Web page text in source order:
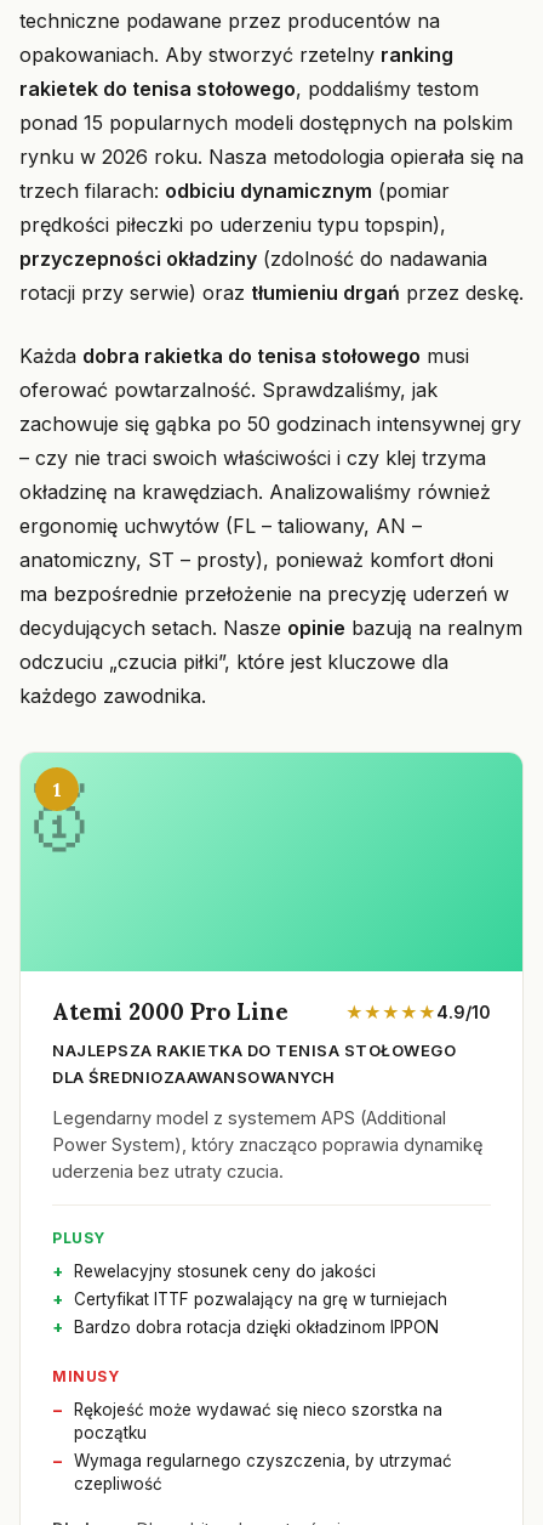
techniczne podawane przez producentów na
opakowaniach. Aby stworzyć rzetelny ranking
rakietek do tenisa stołowego, poddaliśmy testom
ponad 15 popularnych modeli dostępnych na polskim
rynku w 2026 roku. Nasza metodologia opierała się na
trzech filarach: odbiciu dynamicznym (pomiar
prędkości piłeczki po uderzeniu typu topspin),
przyczepności okładziny (zdolność do nadawania
rotacji przy serwie) oraz tłumieniu drgań przez deskę.
Każda dobra rakietka do tenisa stołowego musi
oferować powtarzalność. Sprawdzaliśmy, jak
zachowuje się gąbka po 50 godzinach intensywnej gry
– czy nie traci swoich właściwości i czy klej trzyma
okładzinę na krawędziach. Analizowaliśmy również
ergonomię uchwytów (FL – taliowany, AN –
anatomiczny, ST – prosty), ponieważ komfort dłoni
ma bezpośrednie przełożenie na precyzję uderzeń w
decydujących setach. Nasze opinie bazują na realnym
odczuciu „czucia piłki”, które jest kluczowe dla
każdego zawodnika.
1
Atemi 2000 Pro Line ★★★★★4.9/10
NAJLEPSZA RAKIETKA DO TENISA STOŁOWEGO
DLA ŚREDNIOZAAWANSOWANYCH
Legendarny model z systemem APS (Additional
Power System), który znacząco poprawia dynamikę
uderzenia bez utraty czucia.
PLUSY
Rewelacyjny stosunek ceny do jakości
Certyfikat ITTF pozwalający na grę w turniejach
Bardzo dobra rotacja dzięki okładzinom IPPON
MINUSY
Rękojeść może wydawać się nieco szorstka na
początku
Wymaga regularnego czyszczenia, by utrzymać
czepliwość